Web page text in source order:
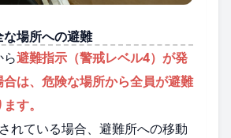
な場所への避難
避難指示（警戒レベル4）が発
は、危険な場所から全員が避難
す。
れている場合、避難所への移動